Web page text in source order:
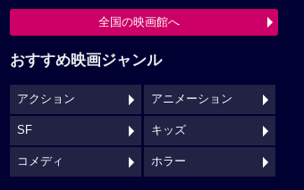
全国の映画館へ
おすすめ映画ジャンル
アクション アニメーション
SF キッズ
コメディ ホラー